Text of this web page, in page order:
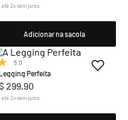
até2xsem juros
Adicionar na sacola
5.0
Perfeita
299,90
até2xsem juros